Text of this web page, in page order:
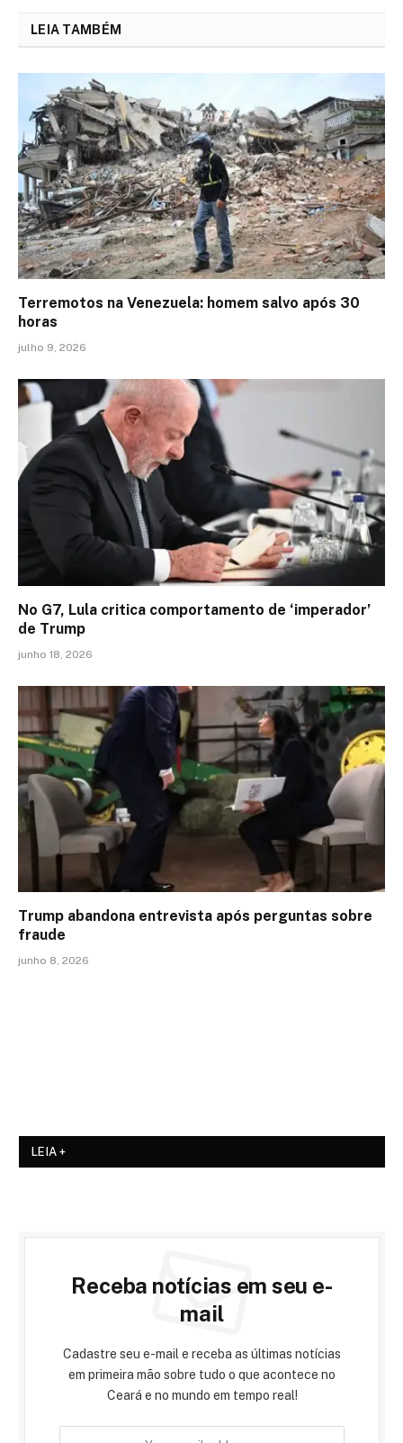
LEIA TAMBÉM
Terremotos na Venezuela: homem salvo após 30
horas
julho 9, 2026
No G7, Lula critica comportamento de ‘imperador’
de Trump
junho 18, 2026
Trump abandona entrevista após perguntas sobre
fraude
junho 8, 2026
LEIA +
Receba notícias em seu e-
mail
Cadastre seu e-mail e receba as últimas notícias
em primeira mão sobre tudo o que acontece no
Ceará e no mundo em tempo real!